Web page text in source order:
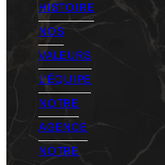
HISTOIRE
NOS
VALEURS
L'ÉQUIPE
NOTRE
AGENCE
NOTRE